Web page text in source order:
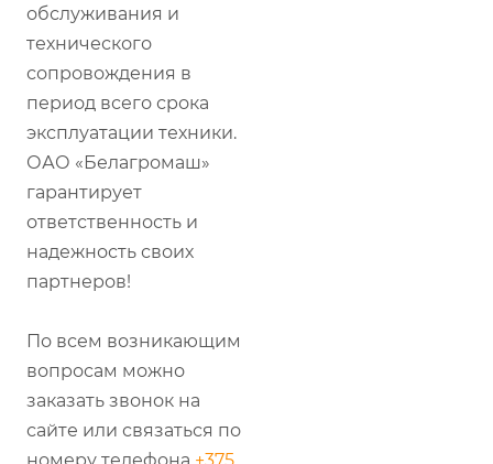
обслуживания и
технического
сопровождения в
период всего срока
эксплуатации техники.
ОАО «Белагромаш»
гарантирует
ответственность и
надежность своих
партнеров!
По всем возникающим
вопросам можно
заказать звонок на
сайте или связаться по